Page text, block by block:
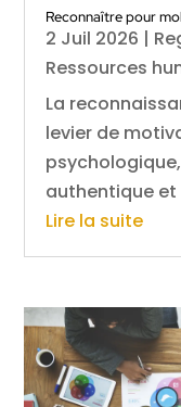
Reconnaître pour
2 Juil 2026 |
Ressources
La
levier de
authentique
Lire la suite